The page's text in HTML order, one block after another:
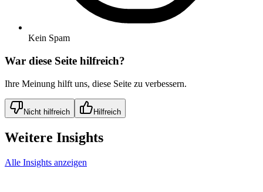
Kein Spam
War diese Seite hilfreich?
Ihre Meinung hilft uns, diese Seite zu verbessern.
Nicht hilfreich Hilfreich
Weitere Insights
Alle Insights anzeigen